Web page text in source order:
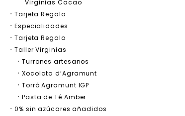
Virginias Cacao
Tarjeta Regalo
Especialidades
Tarjeta Regalo
Taller Virginias
Turrones artesanos
Xocolata d’Agramunt
Torró Agramunt IGP
Pasta de Té Amber
0% sin azúcares añadidos